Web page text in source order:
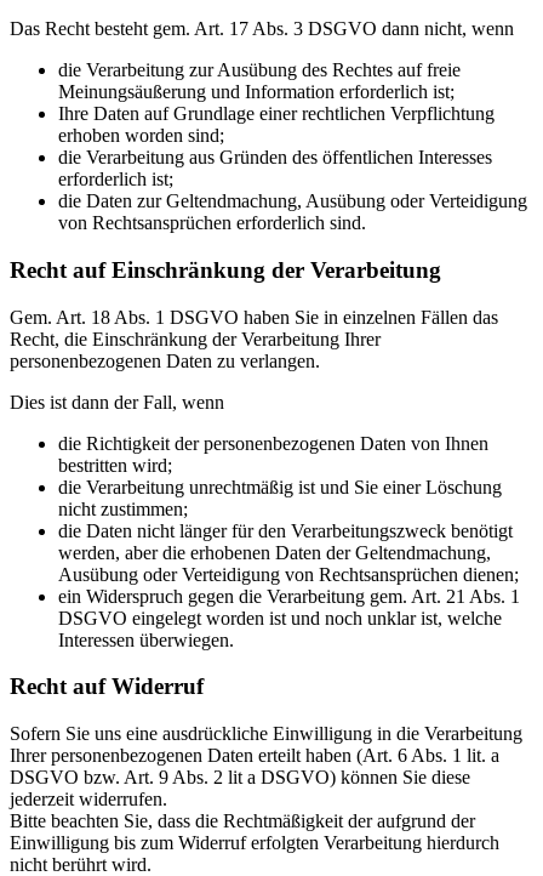
Das Recht besteht gem. Art. 17 Abs. 3 DSGVO dann nicht, wenn
die Verarbeitung zur Ausübung des Rechtes auf freie
Meinungsäußerung und Information erforderlich ist;
Ihre Daten auf Grundlage einer rechtlichen Verpflichtung
erhoben worden sind;
die Verarbeitung aus Gründen des öffentlichen Interesses
erforderlich ist;
die Daten zur Geltendmachung, Ausübung oder Verteidigung
von Rechtsansprüchen erforderlich sind.
Recht auf Einschränkung der Verarbeitung
Gem. Art. 18 Abs. 1 DSGVO haben Sie in einzelnen Fällen das
Recht, die Einschränkung der Verarbeitung Ihrer
personenbezogenen Daten zu verlangen.
Dies ist dann der Fall, wenn
die Richtigkeit der personenbezogenen Daten von Ihnen
bestritten wird;
die Verarbeitung unrechtmäßig ist und Sie einer Löschung
nicht zustimmen;
die Daten nicht länger für den Verarbeitungszweck benötigt
werden, aber die erhobenen Daten der Geltendmachung,
Ausübung oder Verteidigung von Rechtsansprüchen dienen;
ein Widerspruch gegen die Verarbeitung gem. Art. 21 Abs. 1
DSGVO eingelegt worden ist und noch unklar ist, welche
Interessen überwiegen.
Recht auf Widerruf
Sofern Sie uns eine ausdrückliche Einwilligung in die Verarbeitung
Ihrer personenbezogenen Daten erteilt haben (Art. 6 Abs. 1 lit. a
DSGVO bzw. Art. 9 Abs. 2 lit a DSGVO) können Sie diese
jederzeit widerrufen.
Bitte beachten Sie, dass die Rechtmäßigkeit der aufgrund der
Einwilligung bis zum Widerruf erfolgten Verarbeitung hierdurch
nicht berührt wird.